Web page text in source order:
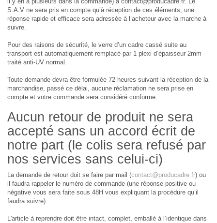
S.A.V ne sera pris en compte qu’à réception de ces éléments, une
réponse rapide et efficace sera adressée à l’acheteur avec la marche à
suivre.
Pour des raisons de sécurité, le verre d’un cadre cassé suite au
transport est automatiquement remplacé par 1 plexi d’épaisseur 2mm
traité anti-UV normal.
Toute demande devra être formulée 72 heures suivant la réception de la
marchandise, passé ce délai, aucune réclamation ne sera prise en
compte et votre commande sera considéré conforme.
Aucun retour de produit ne sera
accepté sans un accord écrit de
notre part (le colis sera refusé par
nos services sans celui-ci)
La demande de retour doit se faire par mail (contact@producadre.fr) ou
il faudra rappeler le numéro de commande (une réponse positive ou
négative vous sera faite sous 48H vous expliquant la procédure qu’il
faudra suivre).
L'article à reprendre doit être intact, complet, emballé à l’identique dans